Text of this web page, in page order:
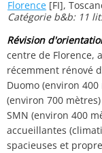
Florence [FI],
Catégorie b&b: 11
Révision
centre de Florence,
récemment rénové
Duomo (environ
(environ 700
SMN (environ 400
accueillantes
spacieuses et